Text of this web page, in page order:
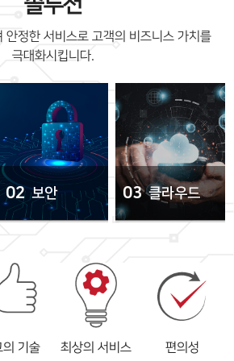
안정한 서비스로 고객의 비즈니스 가치를
극대화시킵니다.
02 보안 03 클라우드
의 기술 최상의 서비스 편의성